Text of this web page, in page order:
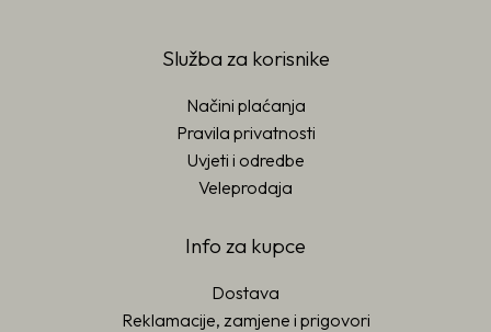
Služba za korisnike
Načini plaćanja
Pravila privatnosti
Uvjeti i odredbe
Veleprodaja
Info za kupce
Dostava
Reklamacije, zamjene i prigovori